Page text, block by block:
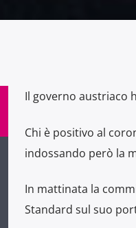
Il governo austriaco
Chi è positivo al
indossando però la
In mattinata la
Standard sul suo